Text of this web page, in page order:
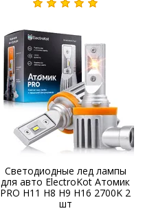
Светодиодные лед лампы
для авто ElectroKot Атомик
PRO H11 H8 H9 H16 2700K 2
шт